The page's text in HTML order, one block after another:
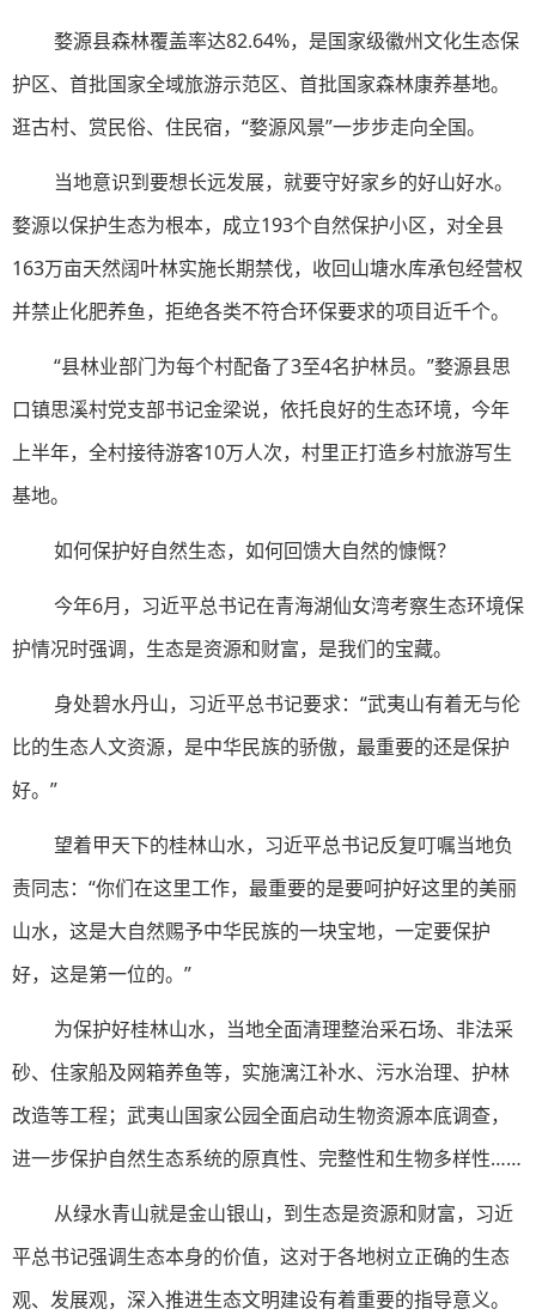
婺源县森林覆盖率达82.64%，是国家级徽州文化生态保
护区、首批国家全域旅游示范区、首批国家森林康养基地。
逛古村、赏民俗、住民宿，“婺源风景”一步步走向全国。
当地意识到要想长远发展，就要守好家乡的好山好水。
婺源以保护生态为根本，成立193个自然保护小区，对全县
163万亩天然阔叶林实施长期禁伐，收回山塘水库承包经营权
并禁止化肥养鱼，拒绝各类不符合环保要求的项目近千个。
“县林业部门为每个村配备了3至4名护林员。”婺源县思
口镇思溪村党支部书记金梁说，依托良好的生态环境，今年
上半年，全村接待游客10万人次，村里正打造乡村旅游写生
基地。
如何保护好自然生态，如何回馈大自然的慷慨？
今年6月，习近平总书记在青海湖仙女湾考察生态环境保
护情况时强调，生态是资源和财富，是我们的宝藏。
身处碧水丹山，习近平总书记要求：“武夷山有着无与伦
比的生态人文资源，是中华民族的骄傲，最重要的还是保护
好。”
望着甲天下的桂林山水，习近平总书记反复叮嘱当地负
责同志：“你们在这里工作，最重要的是要呵护好这里的美丽
山水，这是大自然赐予中华民族的一块宝地，一定要保护
好，这是第一位的。”
为保护好桂林山水，当地全面清理整治采石场、非法采
砂、住家船及网箱养鱼等，实施漓江补水、污水治理、护林
改造等工程；武夷山国家公园全面启动生物资源本底调查，
进一步保护自然生态系统的原真性、完整性和生物多样性……
从绿水青山就是金山银山，到生态是资源和财富，习近
平总书记强调生态本身的价值，这对于各地树立正确的生态
观、发展观，深入推进生态文明建设有着重要的指导意义。